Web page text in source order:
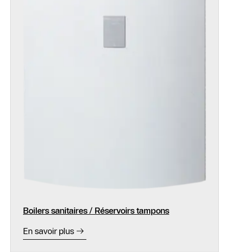
Boilers sanitaires / Réservoirs tampons
En savoir plus